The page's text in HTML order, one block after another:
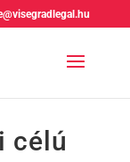
célú